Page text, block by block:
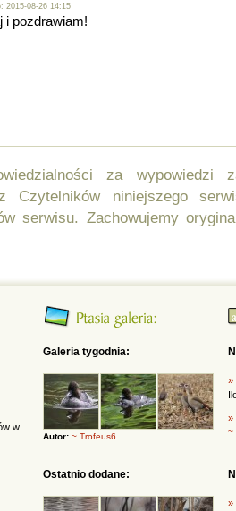
2015-08-26 14:15
i pozdrawiam!
za wypowiedzi
Czytelników niniejszego
serwisu. Zachowujemy
w
Galeria tygodnia:
Autor: ~ Trofeus6
Ostatnio dodane:
»
»
~
»